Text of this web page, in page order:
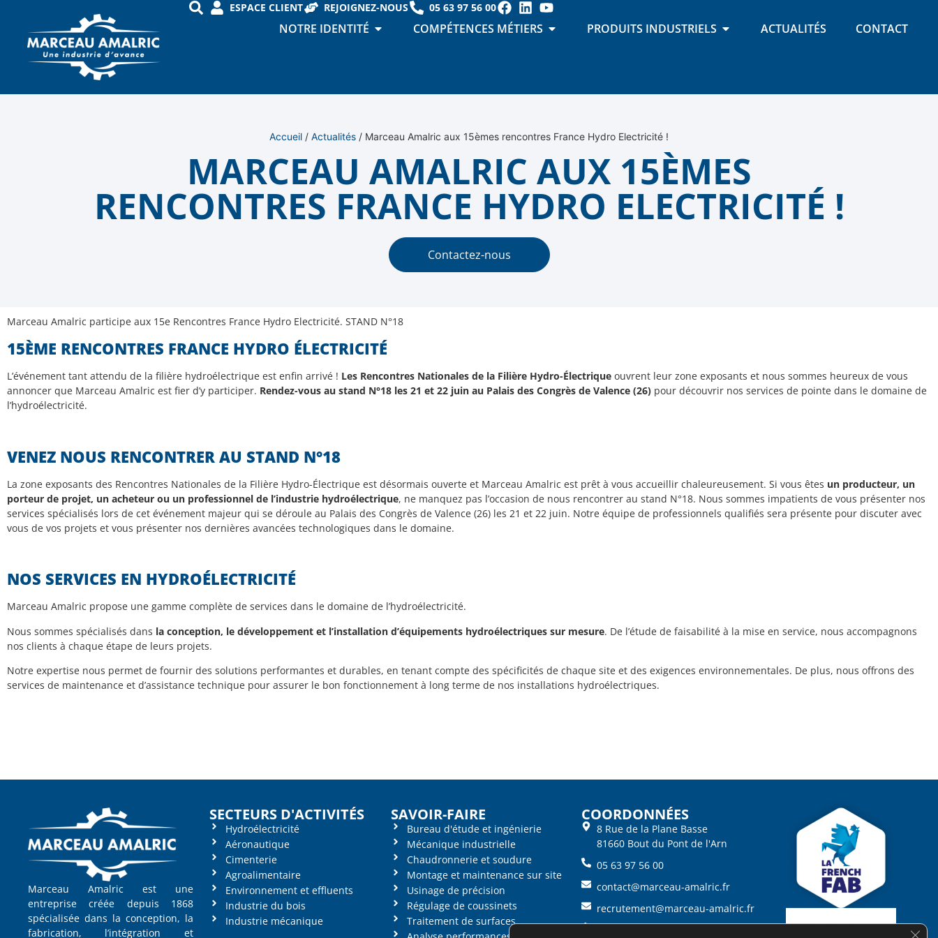
ESPACE CLIENT REJOIGNEZ-NOUS 05 63 97 56 00
NOTRE IDENTITÉ COMPÉTENCES MÉTIERS PRODUITS INDUSTRIELS ACTUALITÉS CONTACT
Accueil / Actualités / Marceau Amalric aux 15èmes rencontres France Hydro Electricité !
MARCEAU AMALRIC AUX 15ÈMES
RENCONTRES FRANCE HYDRO ELECTRICITÉ !
Contactez-nous
Marceau Amalric participe aux 15e Rencontres France Hydro Electricité. STAND N°18
15ÈME RENCONTRES FRANCE HYDRO ÉLECTRICITÉ
L’événement tant attendu de la filière hydroélectrique est enfin arrivé ! Les Rencontres Nationales de la Filière Hydro-Électrique ouvrent leur zone exposants et nous sommes heureux de vous
annoncer que Marceau Amalric est fier d’y participer. Rendez-vous au stand N°18 les 21 et 22 juin au Palais des Congrès de Valence (26) pour découvrir nos services de pointe dans le domaine de
l’hydroélectricité.
VENEZ NOUS RENCONTRER AU STAND N°18
La zone exposants des Rencontres Nationales de la Filière Hydro-Électrique est désormais ouverte et Marceau Amalric est prêt à vous accueillir chaleureusement. Si vous êtes un producteur, un
porteur de projet, un acheteur ou un professionnel de l’industrie hydroélectrique, ne manquez pas l’occasion de nous rencontrer au stand N°18. Nous sommes impatients de vous présenter nos
services spécialisés lors de cet événement majeur qui se déroule au Palais des Congrès de Valence (26) les 21 et 22 juin. Notre équipe de professionnels qualifiés sera présente pour discuter avec
vous de vos projets et vous présenter nos dernières avancées technologiques dans le domaine.
NOS SERVICES EN HYDROÉLECTRICITÉ
Marceau Amalric propose une gamme complète de services dans le domaine de l’hydroélectricité.
Nous sommes spécialisés dans la conception, le développement et l’installation d’équipements hydroélectriques sur mesure. De l’étude de faisabilité à la mise en service, nous accompagnons
nos clients à chaque étape de leurs projets.
Notre expertise nous permet de fournir des solutions performantes et durables, en tenant compte des spécificités de chaque site et des exigences environnementales. De plus, nous offrons des
services de maintenance et d’assistance technique pour assurer le bon fonctionnement à long terme de nos installations hydroélectriques.
Marceau Amalric est une
entreprise créée depuis 1868
spécialisée dans la conception, la
fabrication, l’intégration et
SECTEURS D'ACTIVITÉS
Hydroélectricité
Aéronautique
Cimenterie
Agroalimentaire
Environnement et effluents
Industrie du bois
Industrie mécanique
SAVOIR-FAIRE
Bureau d'étude et ingénierie
Mécanique industrielle
Chaudronnerie et soudure
Montage et maintenance sur site
Usinage de précision
Régulage de coussinets
Traitement de surfaces
COORDONNÉES
8 Rue de la Plane Basse
81660 Bout du Pont de l'Arn
05 63 97 56 00
contact@marceau-amalric.fr
recrutement@marceau-amalric.fr